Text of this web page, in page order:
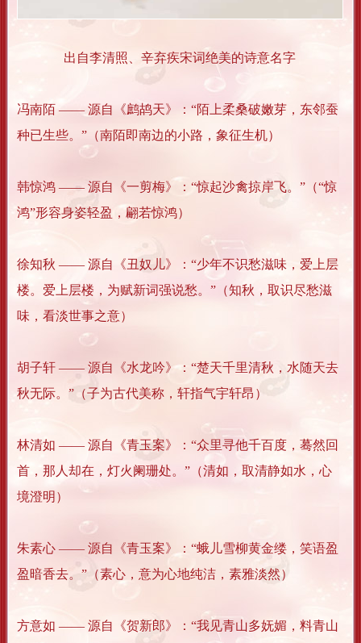
出自李清照、辛弃疾宋词绝美的诗意名字
冯南陌 —— 源自《鹧鸪天》：“陌上柔桑破嫩芽，东邻蚕
种已生些。”（南陌即南边的小路，象征生机）
韩惊鸿 —— 源自《一剪梅》：“惊起沙禽掠岸飞。”（“惊
鸿”形容身姿轻盈，翩若惊鸿）
徐知秋 —— 源自《丑奴儿》：“少年不识愁滋味，爱上层
楼。爱上层楼，为赋新词强说愁。”（知秋，取识尽愁滋
味，看淡世事之意）
胡子轩 —— 源自《水龙吟》：“楚天千里清秋，水随天去
秋无际。”（子为古代美称，轩指气宇轩昂）
林清如 —— 源自《青玉案》：“众里寻他千百度，蓦然回
首，那人却在，灯火阑珊处。”（清如，取清静如水，心
境澄明）
朱素心 —— 源自《青玉案》：“蛾儿雪柳黄金缕，笑语盈
盈暗香去。”（素心，意为心地纯洁，素雅淡然）
方意如 —— 源自《贺新郎》：“我见青山多妩媚，料青山